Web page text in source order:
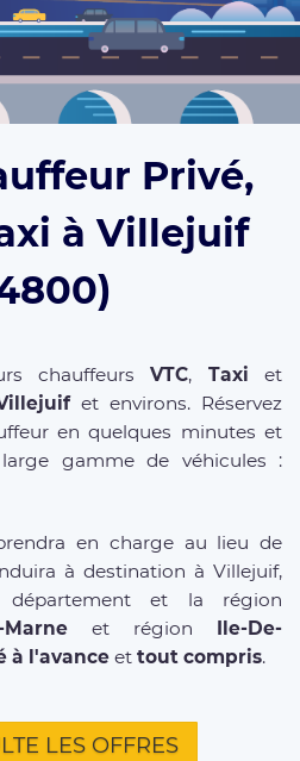
Privé,
à Villejuif
chauffeursVTC, Taxi et
et environs. Réservez
en quelques minutes et
gamme de véhicules :
en charge au lieu de
à destination à Villejuif,
et la région
Marne et région
Ile-De-
à l'avance et tout compris.
LES OFFRES